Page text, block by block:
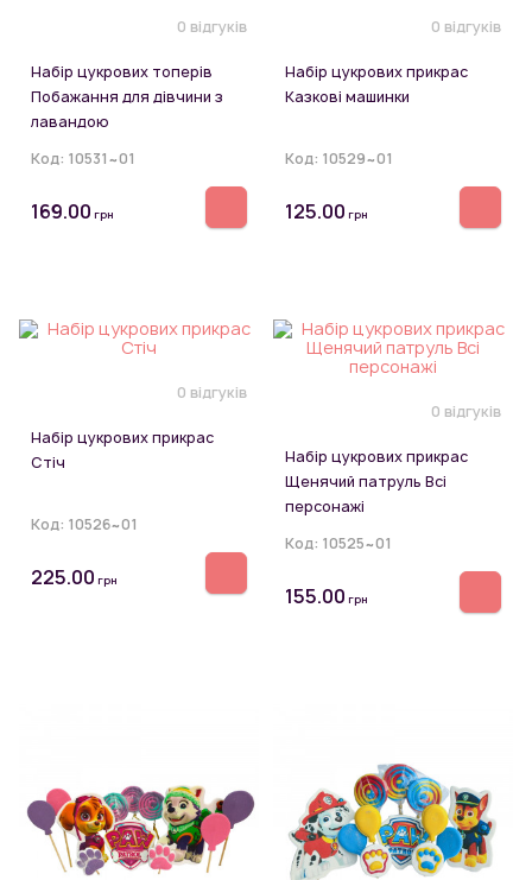
0 відгуків
Набір цукрових топерів
Побажання для дівчини з
лавандою
Код: 10531~01
169.00 грн
0 відгуків
Набір цукрових прикрас
Казкові машинки
Код: 10529~01
125.00 грн
0 відгуків
Набір цукрових прикрас
Стіч
Код: 10526~01
225.00 грн
0 відгуків
Набір цукрових прикрас
Щенячий патруль Всі
персонажі
Код: 10525~01
155.00 грн